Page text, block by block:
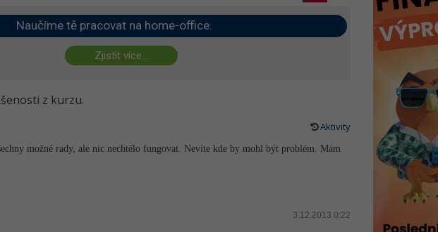
Naučíme tě pracovat na home-office.
Zjistit více...
z kurzu.
Aktivity
možné rady, ale nic nechtělo fungovat. Nevíte kde by mohl být problém. Mám
3.12.2013 0:22